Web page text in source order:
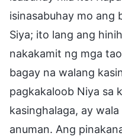
isinasabuhay mo ang
Siya; ito lang ang
nakakamit ng mga
bagay na walang
pagkakaloob Niya sa
kasinghalaga, ay
anuman. Ang